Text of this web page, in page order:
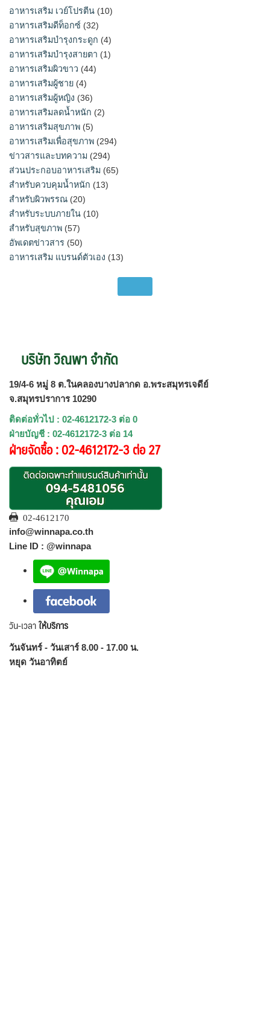
อาหารเสริม เวย์โปรตีน (10)
อาหารเสริมดีท็อกซ์ (32)
อาหารเสริมบำรุงกระดูก (4)
อาหารเสริมบำรุงสายตา (1)
อาหารเสริมผิวขาว (44)
อาหารเสริมผู้ชาย (4)
อาหารเสริมผู้หญิง (36)
อาหารเสริมลดน้ำหนัก (2)
อาหารเสริมสุขภาพ (5)
อาหารเสริมเพื่อสุขภาพ (294)
ข่าวสารและบทความ (294)
ส่วนประกอบอาหารเสริม (65)
สำหรับควบคุมน้ำหนัก (13)
สำหรับผิวพรรณ (20)
สำหรับระบบภายใน (10)
สำหรับสุขภาพ (57)
อัพเดตข่าวสาร (50)
อาหารเสริม แบรนด์ตัวเอง (13)
บริษัท วิณพา จำกัด
19/4-6 หมู่ 8 ต.ในคลองบางปลากด อ.พระสมุทรเจดีย์
จ.สมุทรปราการ 10290
ติดต่อทั่วไป : 02-4612172-3 ต่อ 0
ฝ่ายบัญชี : 02-4612172-3 ต่อ 14
ฝ่ายจัดซื้อ : 02-4612172-3 ต่อ 27
02-4612170
info@winnapa.co.th
Line ID : @winnapa
วัน-เวลาให้บริการ
วันจันทร์ - วันเสาร์ 8.00 - 17.00 น.
หยุด วันอาทิตย์